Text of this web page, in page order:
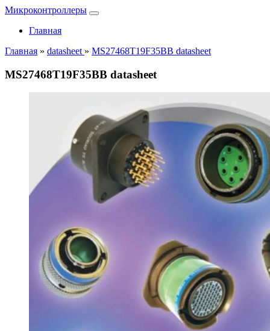
Микроконтроллеры
Главная
Главная » datasheet » MS27468T19F35BB datasheet
MS27468T19F35BB datasheet